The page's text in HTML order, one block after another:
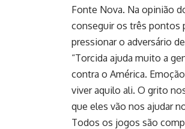
Fonte Nova. Na opinião
conseguir os três pontos
pressionar o adversário
“Torcida ajuda muito a
contra o América.
viver aquilo ali. O grito
que eles vão nos ajudar
Todos os jogos são